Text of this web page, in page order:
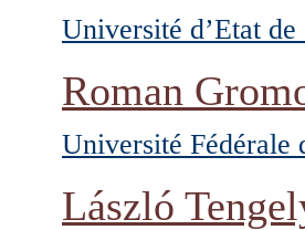
Université d’Etat
Roman
Université Fédérale
László